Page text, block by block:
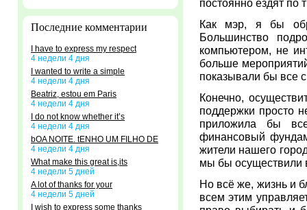
Последние комментарии
I have to express my respect
4 недели 4 дня
I wanted to write a simple
4 недели 4 дня
Beatriz, estou em Paris
4 недели 4 дня
I do not know whether it’s
4 недели 4 дня
bOA NOITE. tENHO UM FILHO DE
4 недели 4 дня
What make this great is,its
4 недели 5 дней
A lot of thanks for your
4 недели 5 дней
I wish to express some thanks
постоянно ездят по
Как мэр, я бы
Большинство
компьютером, не
больше
показывали бы все
Конечно,
поддержки просто
приложила бы
финансовый
жители нашего
мы бы осуществили
Но всё же, жизнь и
всем этим